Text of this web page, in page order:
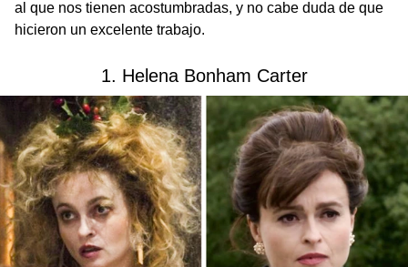
al que nos tienen acostumbradas, y no cabe duda de que
hicieron un excelente trabajo.
1. Helena Bonham Carter